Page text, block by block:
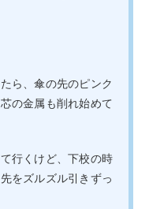
ら、傘の先のピンク
の金属も削れ始めて
行くけど、下校の時
をズルズル引きずっ